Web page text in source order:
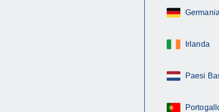
Irlanda
Paesi